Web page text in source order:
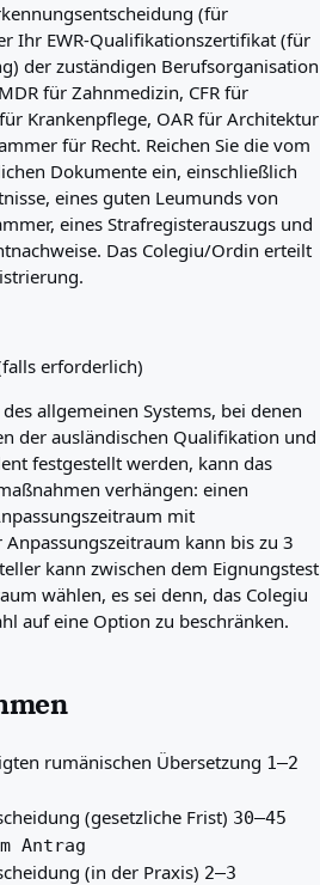
(für
Ihr EWR-Qualifikationszertifikat (für
der zuständigen Berufsorganisation
für Zahnmedizin, CFR für
Krankenpflege, OAR für Architektur
für Recht. Reichen Sie die vom
Dokumente ein, einschließlich
eines guten Leumunds von
eines Strafregisterauszugs und
Das Colegiu/Ordin erteilt
erforderlich)
allgemeinen Systems, bei denen
der ausländischen Qualifikation und
festgestellt werden, kann das
verhängen: einen
mit
kann bis zu 3
kann zwischen dem Eignungstest
wählen, es sei denn, das Colegiu
auf eine Option zu beschränken.
rumänischen Übersetzung 1–2
(gesetzliche Frist) 30–45
Antrag
(in der Praxis) 2–3